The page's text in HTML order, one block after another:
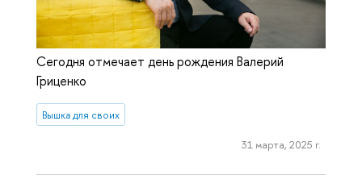
Сегодня отмечает день рождения Валерий
Гриценко
Вышка для своих
31 марта, 2025 г.